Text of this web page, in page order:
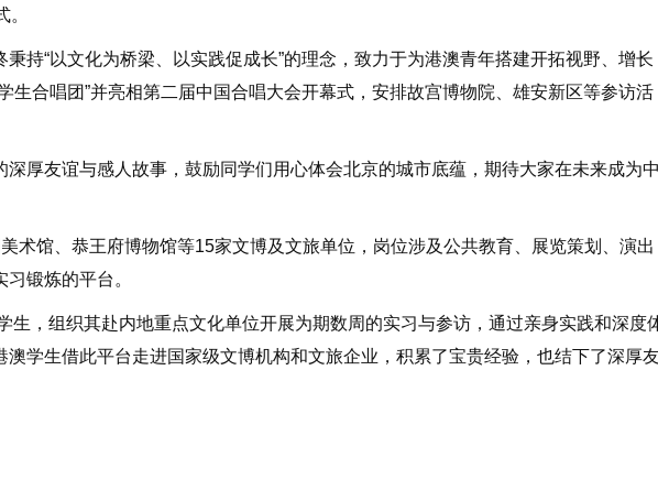
“以文化为桥梁、以实践促成长”的理念，致力于为港澳青年搭建开拓视野、增长
合唱团”并亮相第二届中国合唱大会开幕式，安排故宫博物院、雄安新区等参访活
友谊与感人故事，鼓励同学们用心体会北京的城市底蕴，期待大家在未来成为
馆、恭王府博物馆等15家文博及文旅单位，岗位涉及公共教育、展览策划、演出
锻炼的平台。
，组织其赴内地重点文化单位开展为期数周的实习与参访，通过亲身实践和深度
学生借此平台走进国家级文博机构和文旅企业，积累了宝贵经验，也结下了深厚